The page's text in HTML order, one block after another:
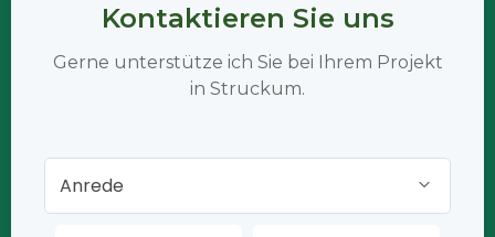
Kontaktieren Sie uns
Gerne unterstütze ich Sie bei Ihrem Projekt
in Struckum.